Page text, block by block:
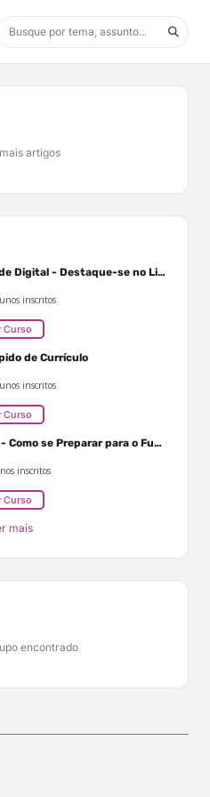
artigos
Autoridade Digital - Destaque-se no Linkedin
inscritos
Curso
de Currículo
inscritos
Curso
Nova Era - Como se Preparar para o Futuro
inscritos
Curso
mais
encontrado